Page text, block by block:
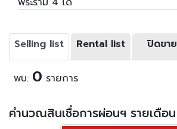
Selling list Rental list ปิดขาย
พบ: 0 รายการ
คำนวณสินเชื่อการผ่อนฯ รายเดือน